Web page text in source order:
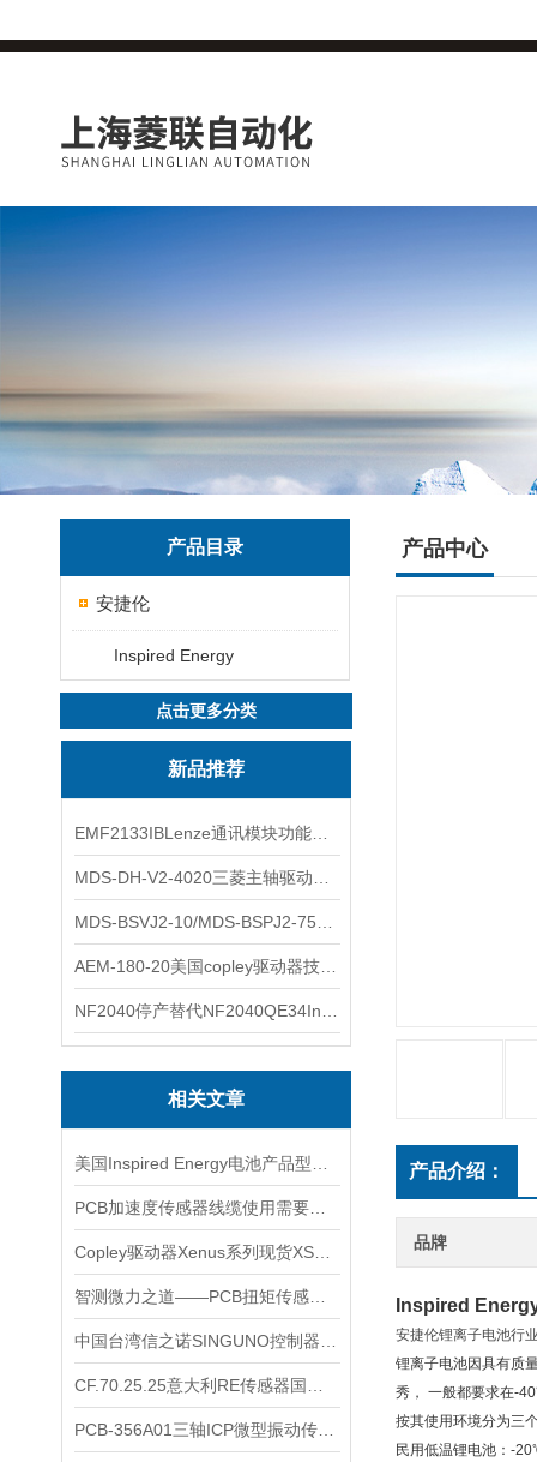
产品目录
安捷伦
Inspired Energy
点击更多分类
新品推荐
相关文章
产品中心
产品介绍：
品牌
Inspired
安捷伦锂离子电池行
锂离子电池因具有质
秀， 一般都要求在-40
按其使用环境分为三
民用低温锂电池： -